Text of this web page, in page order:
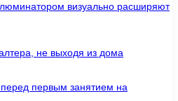
визуально расширяют
не выходя из дома
перед первым занятием на